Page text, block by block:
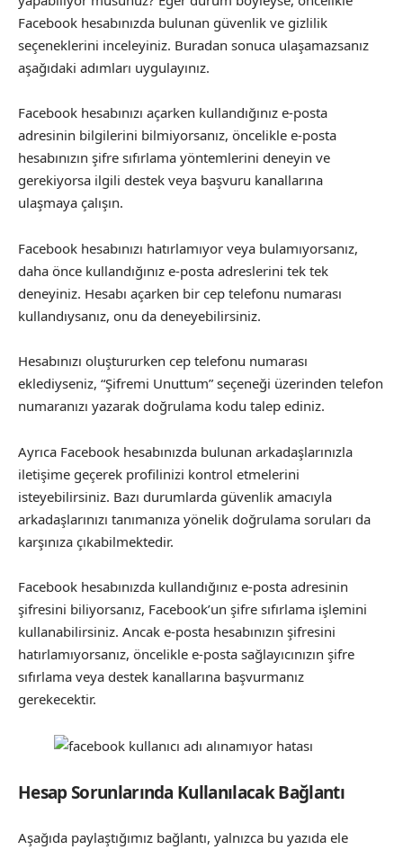
Facebook hesabınızda bulunan güvenlik ve gizlilik
seçeneklerini inceleyiniz. Buradan sonuca ulaşamazsanız
aşağıdaki adımları uygulayınız.
Facebook hesabınızı açarken kullandığınız e-posta
adresinin bilgilerini bilmiyorsanız, öncelikle e-posta
hesabınızın şifre sıfırlama yöntemlerini deneyin ve
gerekiyorsa ilgili destek veya başvuru kanallarına
ulaşmaya çalışın.
Facebook hesabınızı hatırlamıyor veya bulamıyorsanız,
daha önce kullandığınız e-posta adreslerini tek tek
deneyiniz. Hesabı açarken bir cep telefonu numarası
kullandıysanız, onu da deneyebilirsiniz.
Hesabınızı oluştururken cep telefonu numarası
eklediyseniz, “Şifremi Unuttum” seçeneği üzerinden telefon
numaranızı yazarak doğrulama kodu talep ediniz.
Ayrıca Facebook hesabınızda bulunan arkadaşlarınızla
iletişime geçerek profilinizi kontrol etmelerini
isteyebilirsiniz. Bazı durumlarda güvenlik amacıyla
arkadaşlarınızı tanımanıza yönelik doğrulama soruları da
karşınıza çıkabilmektedir.
Facebook hesabınızda kullandığınız e-posta adresinin
şifresini biliyorsanız, Facebook’un şifre sıfırlama işlemini
kullanabilirsiniz. Ancak e-posta hesabınızın şifresini
hatırlamıyorsanız, öncelikle e-posta sağlayıcınızın şifre
sıfırlama veya destek kanallarına başvurmanız
gerekecektir.
Hesap Sorunlarında Kullanılacak Bağlantı
Aşağıda paylaştığımız bağlantı, yalnızca bu yazıda ele